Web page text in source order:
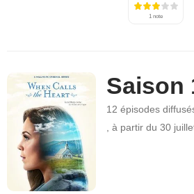
1 note
Saison
12 épisodes
,à partir du30